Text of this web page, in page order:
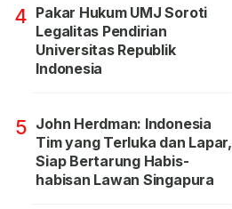
4 Pakar Hukum UMJ Soroti
Legalitas Pendirian
Universitas Republik
Indonesia
5 John Herdman: Indonesia
Tim yang Terluka dan Lapar,
Siap Bertarung Habis-
habisan Lawan Singapura